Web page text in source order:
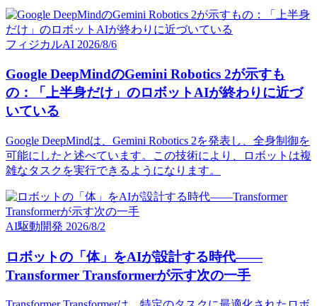
フィジカルAI 2026/8/6
Google DeepMindのGemini Robotics 2が示すも
の：「上半身だけ」のロボットAIが終わりに近づ
いている
Google DeepMindは、Gemini Robotics 2を発表し、全身制御を
可能にしたと述べています。この技術により、ロボットは複
雑なタスクを実行できるようになります。
AI駆動開発 2026/8/2
ロボットの「体」をAIが設計する時代——
Transformer Transformerが示す次の一手